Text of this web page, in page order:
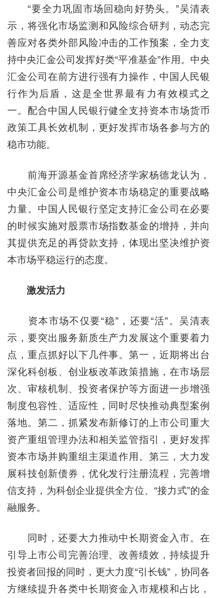
“要全力巩固市场回稳向好势头。”吴清表
示，将强化市场监测和风险综合研判，动态完
善应对各类外部风险冲击的工作预案，全力支
持中央汇金公司发挥好类“平准基金”作用。中央
汇金公司在前方进行强有力操作，中国人民银
行作为后盾，这是全世界最有力有效模式之
一。配合中国人民银行健全支持资本市场货币
政策工具长效机制，更好发挥市场各参与方的
稳市功能。
前海开源基金首席经济学家杨德龙认为，
中央汇金公司是维护资本市场稳定的重要战略
力量。中国人民银行坚定支持汇金公司在必要
的时候实施对股票市场指数基金的增持，并向
其提供充足的再贷款支持，体现出坚决维护资
本市场平稳运行的态度。
激发活力
资本市场不仅要“稳”，还要“活”。吴清表
示，要突出服务新质生产力发展这个重要着力
点，重点抓好以下几件事。第一，近期将出台
深化科创板、创业板改革政策措施，在市场层
次、审核机制、投资者保护等方面进一步增强
制度包容性、适应性，同时尽快推动典型案例
落地。第二，抓紧发布新修订的上市公司重大
资产重组管理办法和相关监管指引，更好发挥
资本市场并购重组主渠道作用。第三，大力发
展科技创新债券，优化发行注册流程，完善增
信支持，为科创企业提供全方位、“接力式”的金
融服务。
同时，还要大力推动中长期资金入市。在
引导上市公司完善治理、改善绩效，持续提升
投资者回报的同时，更大力度“引长钱”，协同各
方继续提升各类中长期资金入市规模和占比，